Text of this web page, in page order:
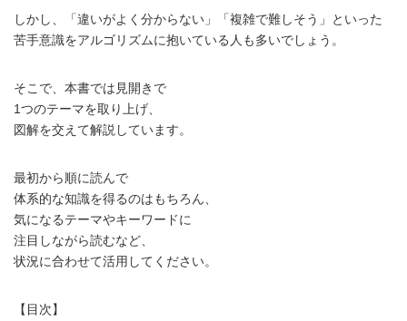
しかし、「違いがよく分からない」「複雑で難しそう」といった
苦手意識をアルゴリズムに抱いている人も多いでしょう。
そこで、本書では見開きで
1つのテーマを取り上げ、
図解を交えて解説しています。
最初から順に読んで
体系的な知識を得るのはもちろん、
気になるテーマやキーワードに
注目しながら読むなど、
状況に合わせて活用してください。
【目次】